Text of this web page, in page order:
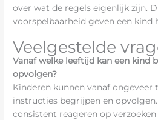
over wat de regels eigenlijk zijn.
voorspelbaarheid geven een kind
Veelgestelde
Vanaf welke leeftijd kan een kind
opvolgen?
Kinderen kunnen vanaf ongeveer
instructies begrijpen en
consistent reageren op